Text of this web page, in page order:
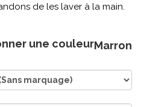
de les laver à la main.
une couleurMarron